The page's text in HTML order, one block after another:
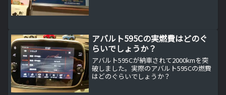
アバルト595Cの実燃費はどのぐ
らいでしょうか？
アバルト595Cが納車されて2000kmを突
破しました。実際のアバルト595Cの燃費
はどのぐらいでしょうか？